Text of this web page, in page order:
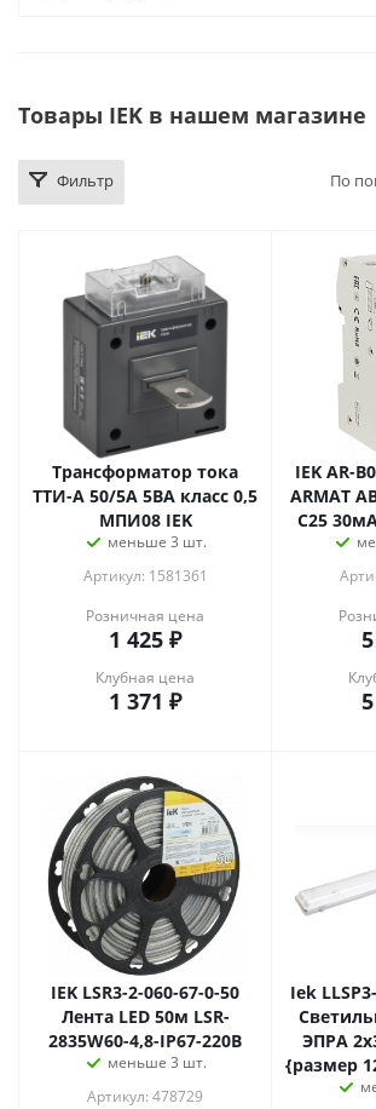
Товары IEK в нашем магазине
Фильтр
Трансформатор тока
ТТИ-А 50/5А 5ВА класс 0,5
МПИ08 IEK
меньше 3 шт.
Артикул: 1581361
Розничная цена
1 425 ₽
Клубная цена
1 371 ₽
IEK AR-
ARMAT
C25
IEK LSR3-2-060-67-0-50
Лента LED 50м LSR-
2835W60-4,8-IP67-220В
меньше 3 шт.
Артикул: 478729
Iek
ЭПРА
{размер